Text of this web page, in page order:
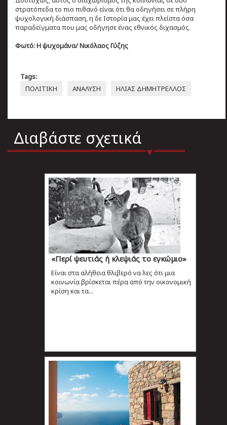
στρατόπεδα το πιο πιθανό είναι ότι θα οδηγήσει σε πλήρη
ψυχολογική διάσπαση, η δε Ιστορία μας έχει πλείστα όσα
παραδείγματα που μας οδήγησε ένας εθνικός διχασμός.
Φωτό: Η ψυχομάνα/ Νικόλαος Γύζης
Tags:
ΠΟΛΙΤΙΚΗ
ΑΝΑΛΥΣΗ ΗΛΙΑΣ ΔΗΜΗΤΡΕΛΛΟΣ
Διαβάστε σχετικά
«Περί ψευτιάς ή κλεψιάς το εγκώμιο»
Είναι στα αλήθεια θλιβερό να λες ότι μια
κοινωνία βρίσκεται πέρα από την οικονομική
κρίση και τα...